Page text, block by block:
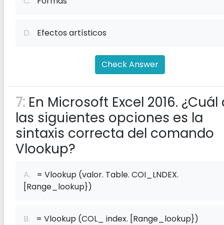
D. Efectos artísticos
Check Answer
7: En Microsoft Excel 2016. ¿Cuál
las siguientes opciones es la
sintaxis correcta del comando
Vlookup?
A. = Vlookup (valor. Table. COI_LNDEX.
[Range_lookup})
B. = Vlookup (COL_ index. [Range_lookup})